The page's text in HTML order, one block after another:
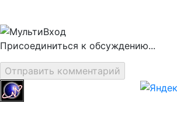
Присоединиться к обсуждению...